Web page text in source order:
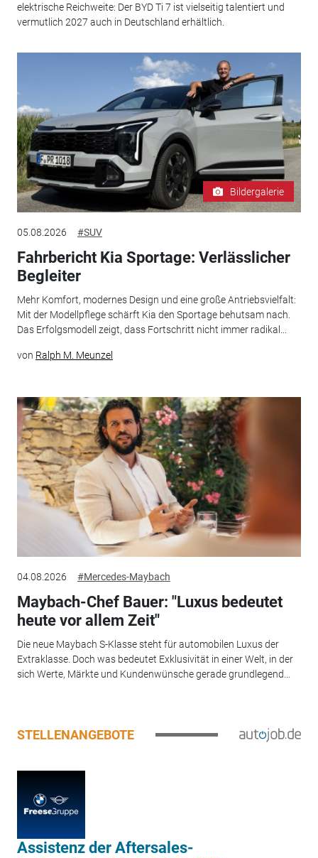
elektrische Reichweite: Der BYD Ti 7 ist vielseitig talentiert und
vermutlich 2027 auch in Deutschland erhältlich.
Bildergalerie
05.08.2026 #SUV
Fahrbericht Kia Sportage: Verlässlicher
Begleiter
Mehr Komfort, modernes Design und eine große Antriebsvielfalt:
Mit der Modellpflege schärft Kia den Sportage behutsam nach.
Das Erfolgsmodell zeigt, dass Fortschritt nicht immer radikal...
von Ralph M. Meunzel
04.08.2026 #Mercedes-Maybach
Maybach-Chef Bauer: "Luxus bedeutet
heute vor allem Zeit"
Die neue Maybach S-Klasse steht für automobilen Luxus der
Extraklasse. Doch was bedeutet Exklusivität in einer Welt, in der
sich Werte, Märkte und Kundenwünsche gerade grundlegend...
STELLENANGEBOTE
Assistenz der Aftersales-